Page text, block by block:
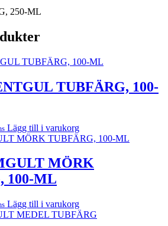
250-ML
TUBFÄRG, 100-
Lägg till i varukorg
MÖRK
100-ML
Lägg till i varukorg